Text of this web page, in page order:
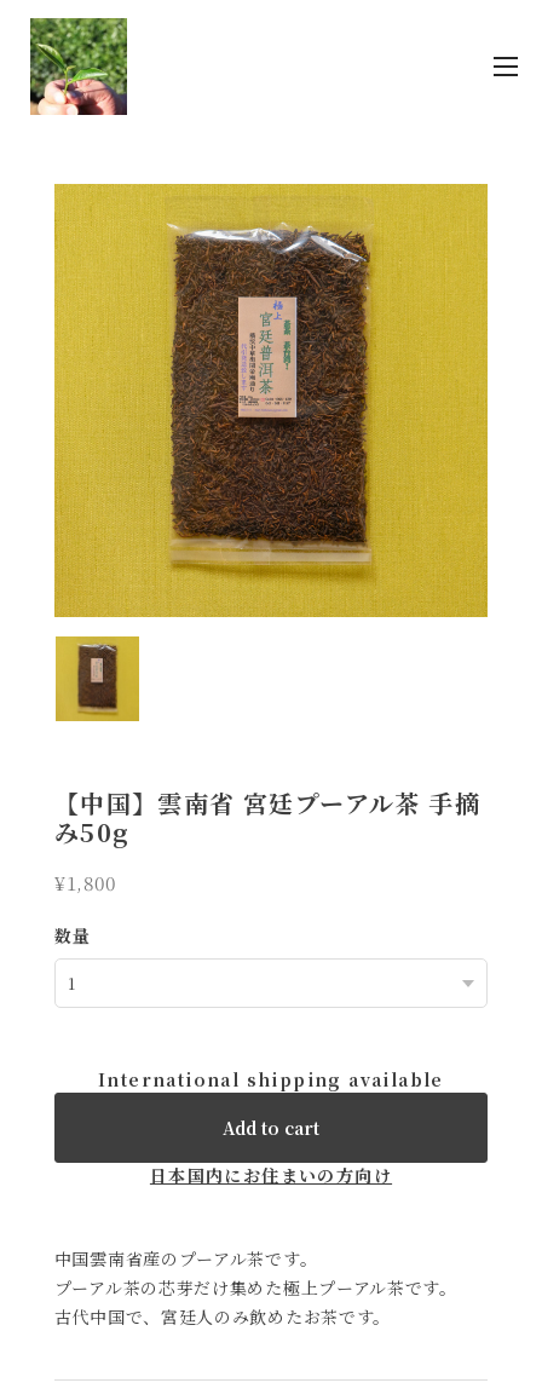
【中国】雲南省 宮廷プーアル茶 手摘
み50g
¥1,800
数量
International shipping available
Add to cart
日本国内にお住まいの方向け
中国雲南省産のプーアル茶です。
プーアル茶の芯芽だけ集めた極上プーアル茶です。
古代中国で、宮廷人のみ飲めたお茶です。